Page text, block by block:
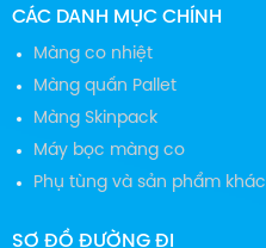
CÁC DANH MỤC CHÍNH
Màng co nhiệt
Màng quấn Pallet
Màng Skinpack
Máy bọc màng co
Phụ tùng và sản phẩm khác
SƠ ĐỒ ĐƯỜNG ĐI